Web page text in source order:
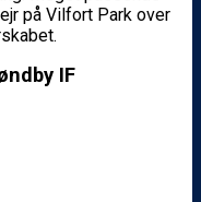
på Vilfort Park over
IF